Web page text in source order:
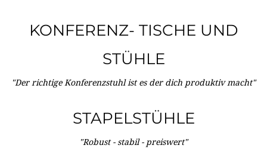
KONFERENZ- TISCHE UND
STÜHLE
"Der richtige Konferenzstuhl ist es der dich produktiv macht"
STAPELSTÜHLE
"Robust - stabil - preiswert"